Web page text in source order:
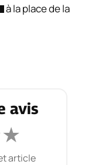
à la place de la
avis
★
article